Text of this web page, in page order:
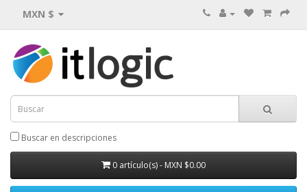
MXN $
Buscar en descripciones
0 artículo(s) - MXN $0.00